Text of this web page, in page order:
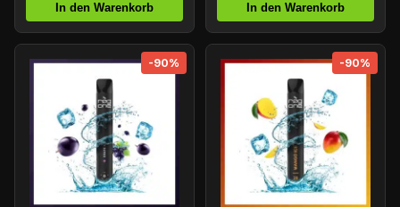
In den Warenkorb In den Warenkorb
-90% -90%